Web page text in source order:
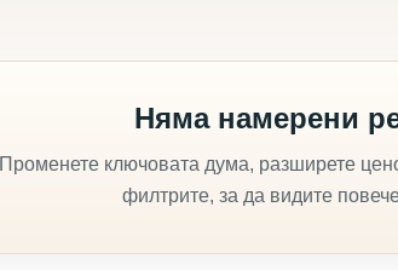
Няма намерени
Променете ключовата дума, разширете
филтрите, за да видите